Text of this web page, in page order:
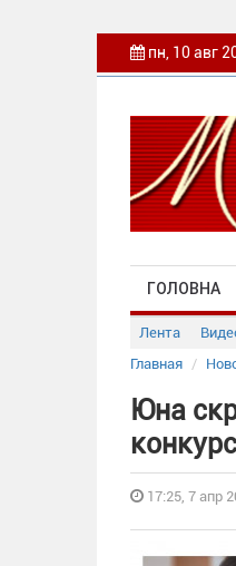
пн, 10 авг
ГОЛОВНА
Лента
Главная
Юна
17:25, 7 апр